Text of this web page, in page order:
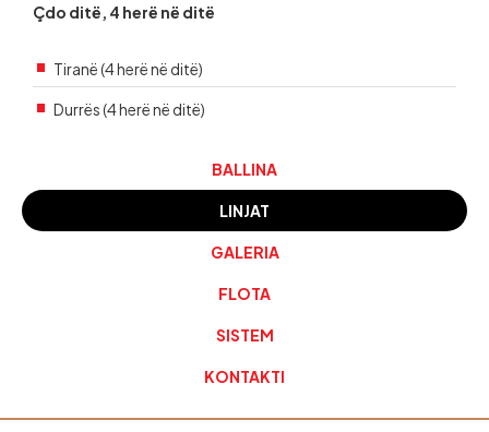
Çdo ditë, 4 herë në ditë
Tiranë (4 herë në ditë)
Durrës (4 herë në ditë)
BALLINA
LINJAT
GALERIA
FLOTA
SISTEM
KONTAKTI